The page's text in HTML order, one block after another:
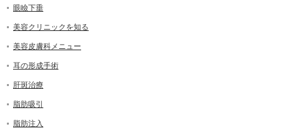
眼瞼下垂
美容クリニックを知る
美容皮膚科メニュー
耳の形成手術
肝斑治療
脂肪吸引
脂肪注入